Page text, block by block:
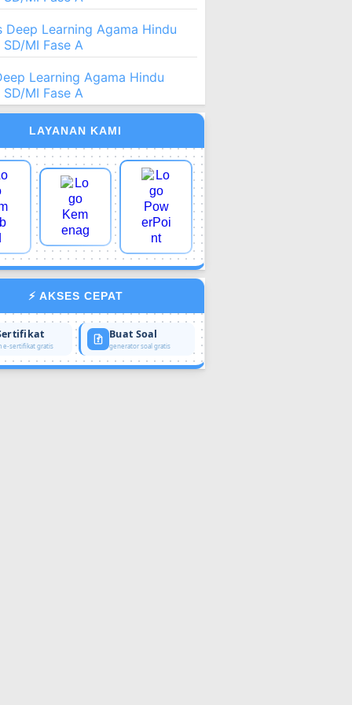
Deep Learning Agama Hindu
SD/MI Fase A
Learning Agama Hindu
SD/MI Fase A
LAYANAN KAMI
⚡ AKSES CEPAT
e-sertifikat gratis
Buat Soal
generator soal gratis